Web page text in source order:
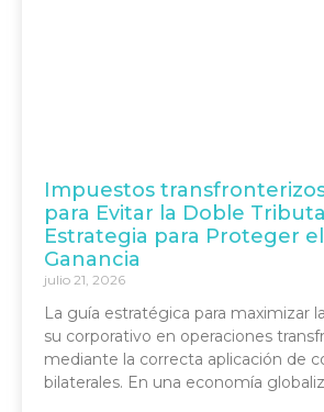
Impuestos
para Evitar la Doble
Estrategia para Proteger
Ganancia
julio 21, 2026
La guía estratégica para maximizar
su corporativo en operaciones
mediante la correcta aplicación de
bilaterales. En una economía